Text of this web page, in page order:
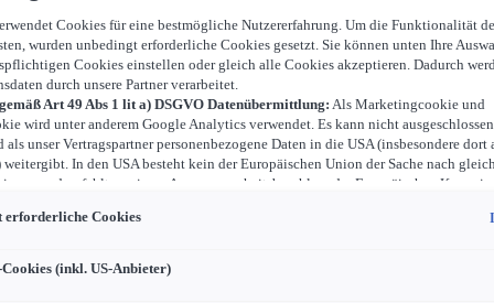
Cookies für eine bestmögliche Nutzererfahrung. Um die Funktionalität
wurden unbedingt erforderliche Cookies gesetzt. Sie können unten Ihre
Cookies einstellen oder gleich alle Cookies akzeptieren. Dadurch
durch unsere Partner verarbeitet.
Art 49 Abs 1 lit a) DSGVO Datenübermittlung: Als Marketingcookie und
wird unter anderem Google Analytics verwendet. Es kann nicht ausgeschlossen
als unser Vertragspartner personenbezogene Daten in die USA (insbesondere dort
In den USA besteht kein der Europäischen Union der Sache nach
und es fehlt an einem Angemessenheitsbeschluss der Europäischen
können, in den USA keine Datenschutzgrundsätze bestehen, und weil nicht
Eingriffe in Ihre persönlichen Rechte und Freiheiten nicht auf das absolut
Sollten Sie das Setzen von Cookies für Marketingzwecke oder
erforderliche Cookies
(inkl. US-Anbieter)